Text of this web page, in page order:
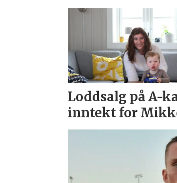
Loddsalg på A-
inntekt for